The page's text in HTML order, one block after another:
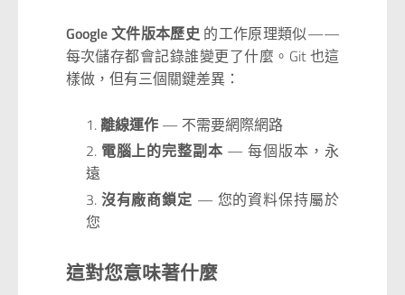
Google 文件版本歷史的工作原理類似——
每次儲存都會記錄誰變更了什麼。Git 也這
樣做，但有三個關鍵差異：
離線運作— 不需要網際網路
電腦上的完整副本 — 每個版本，永
遠
沒有廠商鎖定 — 您的資料保持屬於
您
這對您意味著什麼